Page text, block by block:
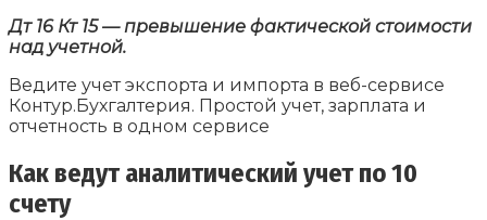
Дт 16 Кт 15 — превышение фактической стоимости
над учетной.
Ведите учет экспорта и импорта в веб-сервисе
Контур.Бухгалтерия. Простой учет, зарплата и
отчетность в одном сервисе
Как ведут аналитический учет по 10
счету